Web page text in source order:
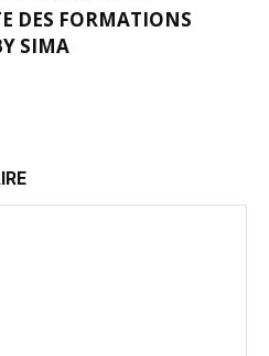
DES FORMATIONS
SIMA